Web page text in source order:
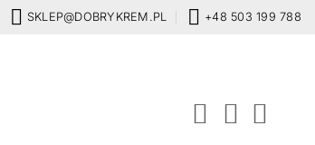
SKLEP@DOBRYKREM.PL +48 503 199 788